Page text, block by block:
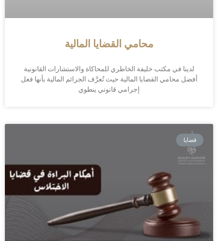
محامي القضايا المالية
لدينا في مكتب خليفة الخاطري للمحاكاة والاستشارات القانونية
أفضل محامي القضايا المالية حيث تُعرَّف الجرائم المالية بأنها فعل
إجرامي قانوني ينطوي
قضايا